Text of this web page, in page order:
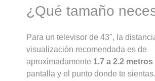
¿Qué tamaño
Para un televisor de 43", la
visualización recomendada es de
aproximadamente 1.7 a 2.2 metros
pantalla y el punto donde te